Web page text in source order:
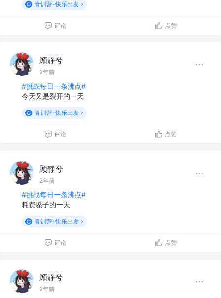
青训营-快乐出发
评论 点赞
顾静兮
2年前
#挑战每日一条沸点#
今天又是裂开的一天
青训营-快乐出发
评论 点赞
顾静兮
2年前
#挑战每日一条沸点#
耗费嗓子的一天
青训营-快乐出发
评论 点赞
顾静兮
2年前